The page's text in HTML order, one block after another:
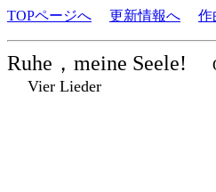
TOPページへ 更新情報へ 作
Ruhe，meine Seele!
Vier Lieder